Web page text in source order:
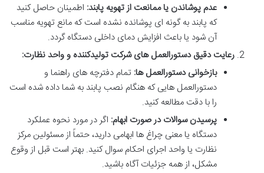
عدم پوشاندن یا ممانعت از تهویه پابند: اطمینان حاصل کنید
که پابند به گونه ای پوشانده نشده است که مانع تهویه مناسب
آن شود یا باعث افزایش دمای داخلی دستگاه گردد.
رعایت دقیق دستورالعمل های شرکت تولیدکننده و واحد نظارت:
بازخوانی دستورالعمل ها: تمام دفترچه های راهنما و
دستورالعمل هایی که هنگام نصب پابند به شما داده شده است
را با دقت مطالعه کنید.
پرسیدن سوالات در صورت ابهام: اگر در مورد نحوه عملکرد
دستگاه یا معنی چراغ ها ابهامی دارید، حتماً از مسئولین مرکز
نظارت یا واحد اجرای احکام سوال کنید. بهتر است قبل از وقوع
مشکل، از همه جزئیات آگاه باشید.